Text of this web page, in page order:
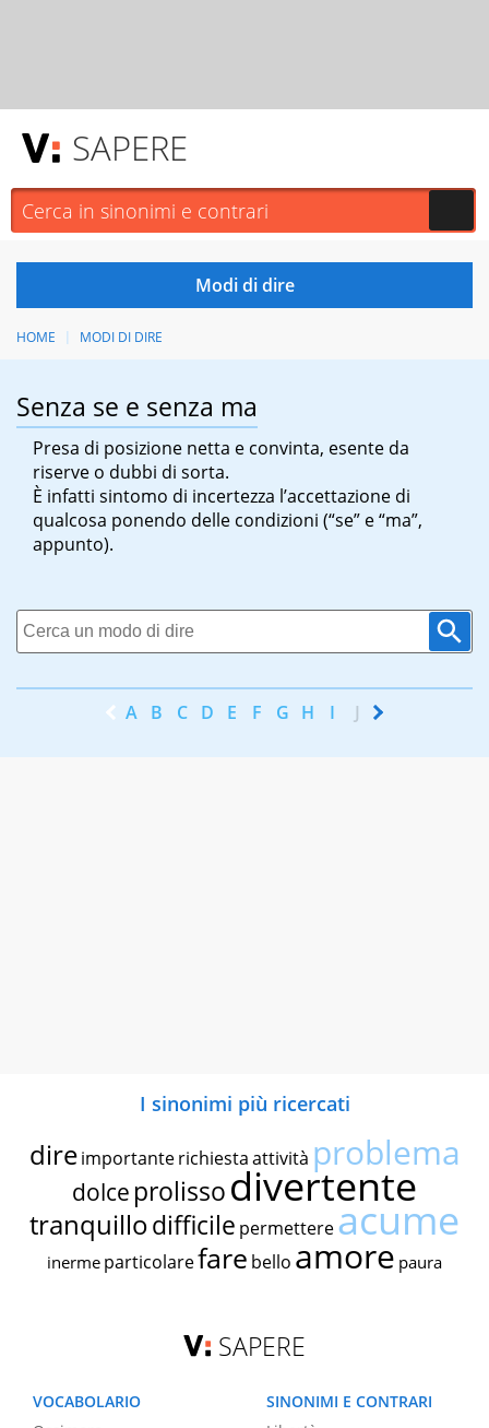
SAPERE
HOME MODI DI DIRE
Senza se e senza ma
Presa di posizione netta e convinta, esente da
riserve o dubbi di sorta.
È infatti sintomo di incertezza l’accettazione di
qualcosa ponendo delle condizioni (“se” e “ma”,
appunto).
A B C D E F G H I J K
I sinonimi più ricercati
dire importante richiestaattività problema
dolce prolissodivertente
tranquillodifficile permettereacume
inerme particolarefare bello amore paura
SAPERE
VOCABOLARIO
SINONIMI E CONTRARI